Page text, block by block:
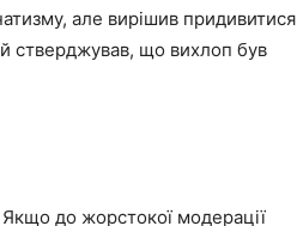
але вирішив придивитися
стверджував, що вихлоп був
до жорстокої модерації